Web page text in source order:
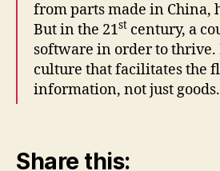
from parts made in China,
But in the 21st century, a
software in order to thrive.
culture that facilitates the
information, not just goods.
Share this: